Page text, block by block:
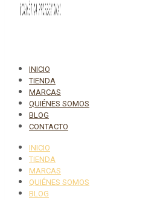
INICIO
TIENDA
MARCAS
QUIÉNES SOMOS
BLOG
CONTACTO
INICIO
TIENDA
MARCAS
QUIÉNES SOMOS
BLOG